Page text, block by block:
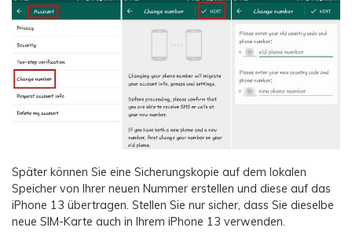
Später können Sie eine Sicherungskopie auf dem lokalen
Speicher von Ihrer neuen Nummer erstellen und diese auf das
iPhone 13 übertragen. Stellen Sie nur sicher, dass Sie dieselbe
neue SIM-Karte auch in Ihrem iPhone 13 verwenden.